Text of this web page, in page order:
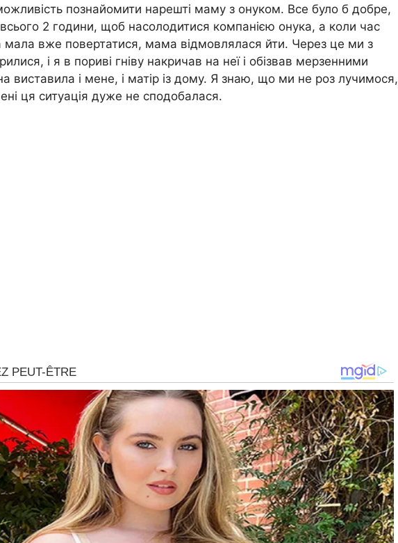
познайомити нарешті маму з онуком. Все було б добре,
2 години, щоб насолодитися компанією онука, а коли час
мала вже повертатися, мама відмовлялася йти. Через це ми з
і я в пориві гніву накричав на неї і обізвав мерзенними
виставила і мене, і матір із дому. Я знаю, що ми не роз лучимося,
ця ситуація дуже не сподобалася.